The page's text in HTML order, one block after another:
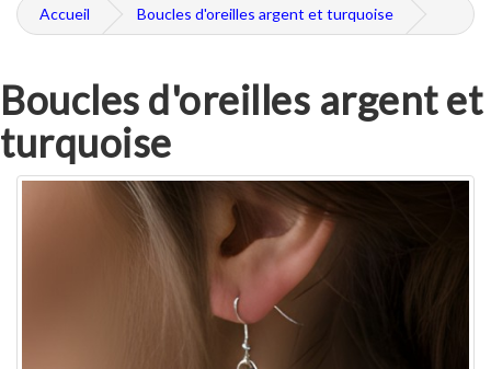
Accueil Boucles d'oreilles argent et turquoise
Boucles d'oreilles argent et
turquoise